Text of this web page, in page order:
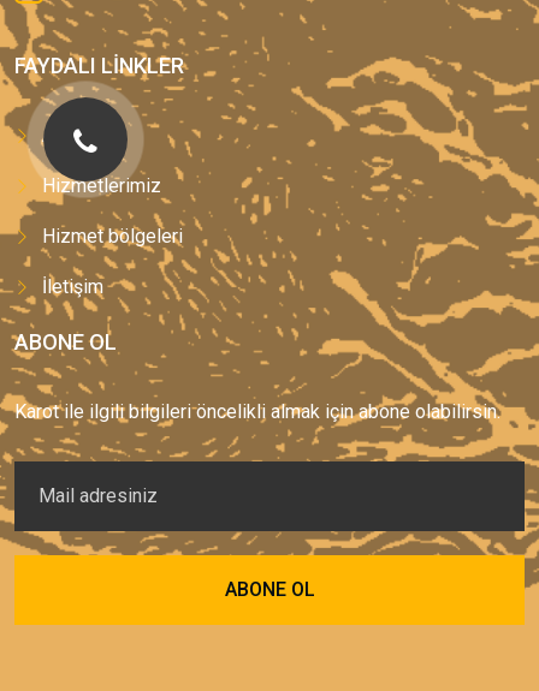
FAYDALI LINKLER
Anasayfa
Hizmetlerimiz
Hizmet bölgeleri
İletişim
ABONE OL
Karot ile ilgili bilgileri öncelikli almak için abone olabilirsin.